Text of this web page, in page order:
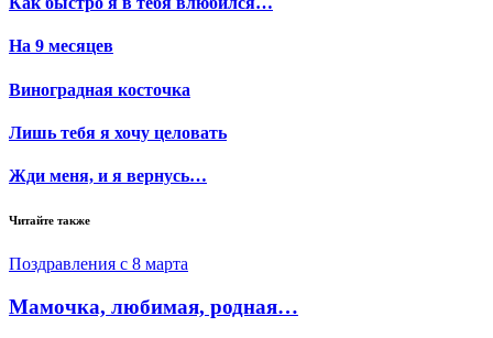
На 9 месяцев
Виноградная косточка
Лишь тебя я хочу целовать
Жди меня, и я вернусь…
Читайте также
Поздравления с 8 марта
Мамочка, любимая, родная…